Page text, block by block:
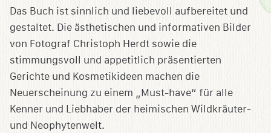
Das Buch ist sinnlich und liebevoll aufbereitet und
gestaltet. Die ästhetischen und informativen Bilder
von Fotograf Christoph Herdt sowie die
stimmungsvoll und appetitlich präsentierten
Gerichte und Kosmetikideen machen die
Neuerscheinung zu einem „Must-have“ für alle
Kenner und Liebhaber der heimischen Wildkräuter-
und Neophytenwelt.